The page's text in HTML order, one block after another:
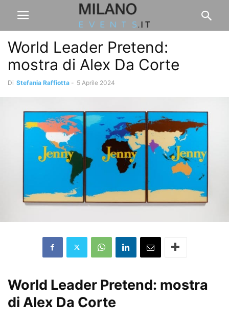
World Leader Pretend:
mostra di Alex Da Corte
Di Stefania Raffiotta - 5 Aprile 2024
World Leader Pretend: mostra
di Alex Da Corte